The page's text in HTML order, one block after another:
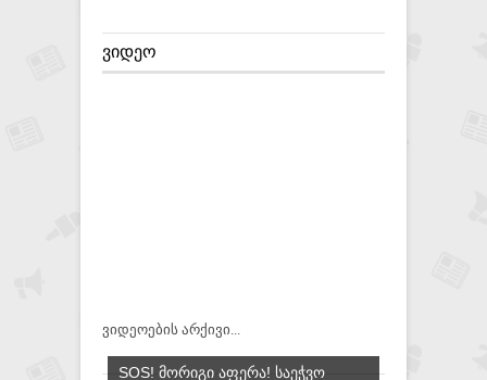
ᲕᲘᲓᲔᲝ
ვიდეოების არქივი...
SOS! ᲛᲝᲠᲘᲒᲘ ᲐᲤᲔᲠᲐ! ᲡᲐᲔᲭᲕᲝ